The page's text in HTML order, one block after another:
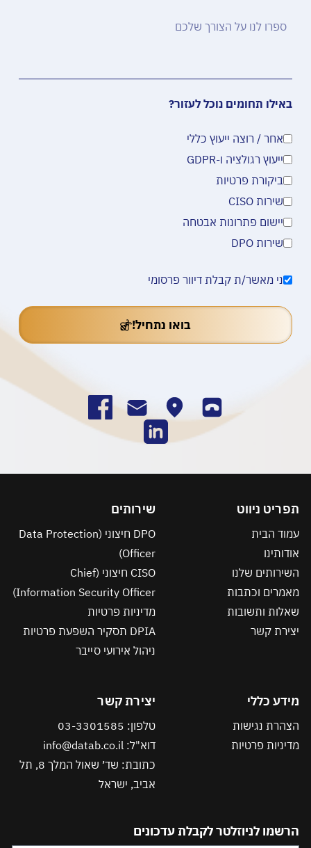
באילו תחומים נוכל לעזור?
אחר / רוצה ייעוץ כללי
ייעוץ רגולציה ו-GDPR
ביקורת פרטיות
שירות CISO
יישום פתרונות אבטחה
שירות DPO
ני מאשר/ת קבלת דיוור פרסומי
בואו נתחיל!
תפריט ניווט
עמוד הבית
אודותינו
השירותים שלנו
מאמרים וכתבות
שאלות ותשובות
יצירת קשר
שירותים
DPO חיצוני (Data Protection
Officer)
CISO חיצוני (Chief
Information Security Officer)
מדיניות פרטיות
DPIA תסקיר השפעת פרטיות
ניהול אירועי סייבר
מידע כללי
הצהרת נגישות
מדיניות פרטיות
יצירת קשר
טלפון: 03-3301585
דוא"ל: info@datab.co.il
כתובת: שד׳ שאול המלך 8, תל
אביב, ישראל
הרשמו לניוזלטר לקבלת עדכונים